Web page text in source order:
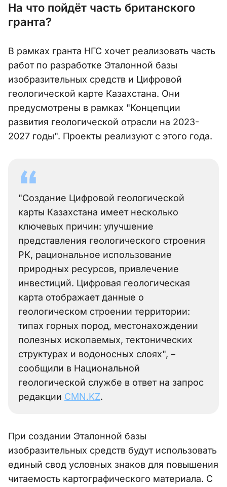
На что пойдёт часть британского
гранта?
В рамках гранта НГС хочет реализовать часть
работ по разработке Эталонной базы
изобразительных средств и Цифровой
геологической карте Казахстана. Они
предусмотрены в рамках "Концепции
развития геологической отрасли на 2023-
2027 годы". Проекты реализуют с этого года.
"Создание Цифровой геологической
карты Казахстана имеет несколько
ключевых причин: улучшение
представления геологического строения
РК, рациональное использование
природных ресурсов, привлечение
инвестиций. Цифровая геологическая
карта отображает данные о
геологическом строении территории:
типах горных пород, местонахождении
полезных ископаемых, тектонических
структурах и водоносных слоях", –
сообщили в Национальной
геологической службе в ответ на запрос
редакции CMN.KZ.
При создании Эталонной базы
изобразительных средств будут использовать
единый свод условных знаков для повышения
читаемость картографического материала. С